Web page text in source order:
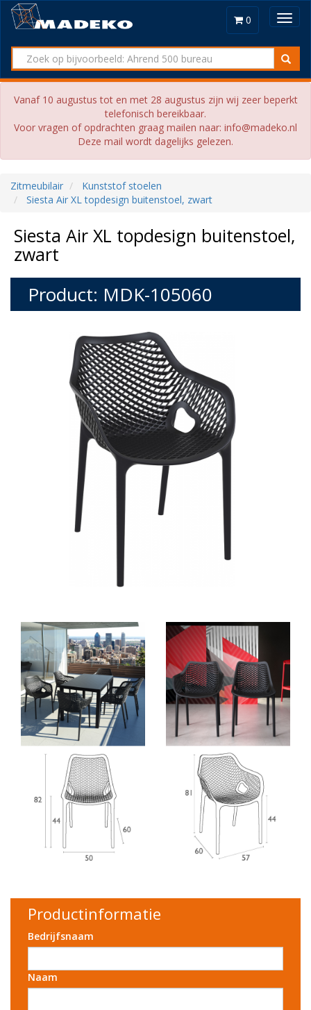
0
Vanaf 10 augustus tot en met 28 augustus zijn wij zeer beperkt
telefonisch bereikbaar.
Voor vragen of opdrachten graag mailen naar: info@madeko.nl
Deze mail wordt dagelijks gelezen.
Zitmeubilair
Kunststof stoelen
Siesta Air XL topdesign buitenstoel, zwart
Siesta Air XL topdesign buitenstoel,
zwart
Product: MDK-105060
Productinformatie
Bedrijfsnaam
Naam